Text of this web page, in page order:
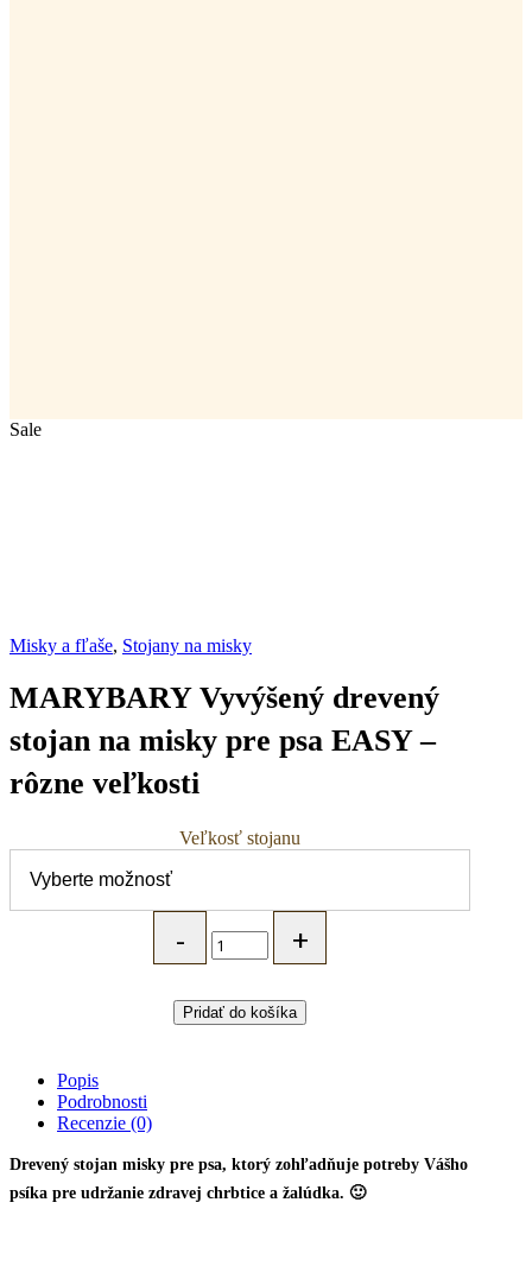
Sale
Misky a fľaše, Stojany na misky
MARYBARY Vyvýšený drevený
stojan na misky pre psa EASY –
rôzne veľkosti
Veľkosť stojanu
Vyvýšený
drevený
misky
quantity
Pridať do košíka
Popis
Podrobnosti
Recenzie (0)
Drevený stojan misky pre psa, ktorý zohľadňuje potreby Vášho
psíka pre udržanie zdravej chrbtice a žalúdka. 🙂